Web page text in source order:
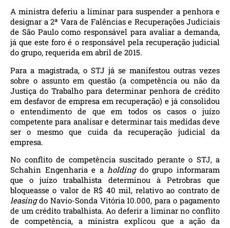
A ministra deferiu a liminar para suspender a penhora e
designar a 2ª Vara de Falências e Recuperações Judiciais
de São Paulo como responsável para avaliar a demanda,
já que este foro é o responsável pela recuperação judicial
do grupo, requerida em abril de 2015.
Para a magistrada, o STJ já se manifestou outras vezes
sobre o assunto em questão (a competência ou não da
Justiça do Trabalho para determinar penhora de crédito
em desfavor de empresa em recuperação) e já consolidou
o entendimento de que em todos os casos o juízo
competente para analisar e determinar tais medidas deve
ser o mesmo que cuida da recuperação judicial da
empresa.
No conflito de competência suscitado perante o STJ, a
Schahin Engenharia e aholdingdo grupo informaram
que o juízo trabalhista determinou à Petrobras que
bloqueasse o valor de R$ 40 mil, relativo ao contrato de
leasingdo Navio-Sonda Vitória 10.000, para o pagamento
de um crédito trabalhista. Ao deferir a liminar no conflito
de competência, a ministra explicou que a ação da